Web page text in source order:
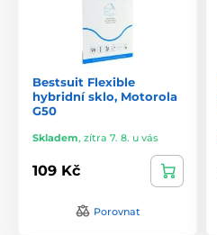
Bestsuit Flexible
hybridní sklo, Motorola
G50
Skladem, zítra 7. 8. u vás
109 Kč
Porovnat